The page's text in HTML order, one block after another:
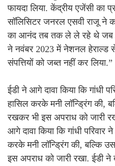
फायदा लिया. केंद्रीय एजेंसी का
सॉलिसिटर जनरल एसवी राजू ने
का आनंद तब तक ले ले रहे थे जब
ने नवंबर 2023 में नेशनल हेराल्ड
संपत्तियों को जब्त नहीं कर लिया.”
ईडी ने आगे दावा किया कि गांधी
हासिल करके मनी लॉन्ड्रिंग
रखकर भी इस अपराध को जारी
आगे दावा किया कि गांधी
करके मनी लॉन्ड्रिंग की, बल्कि
इस अपराध को जारी रखा. ईडी ने